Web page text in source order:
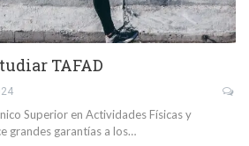
TAFAD
Superior en Actividades Físicas y
grandes garantías a los…